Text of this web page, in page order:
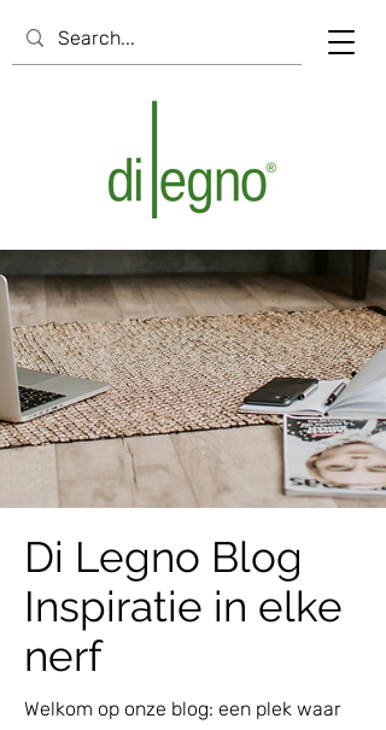
Di Legno Blog
Inspiratie in elke
nerf
Welkom op onze blog: een plek waar